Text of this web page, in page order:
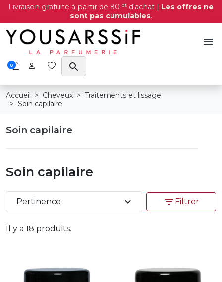
Livraison gratuite à partir de 80 dt d'achat | Les offres ne
sont pas cumulables.
menu
0 search
Accueil Cheveux
Traitements et lissage
Soin capilaire
Soin capilaire
Soin capilaire
Il y a 18 produits.
Pertinence expand_more filter_list Filtrer